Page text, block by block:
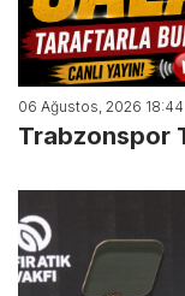
06 Ağustos, 2026 18:44
Trabzonspor